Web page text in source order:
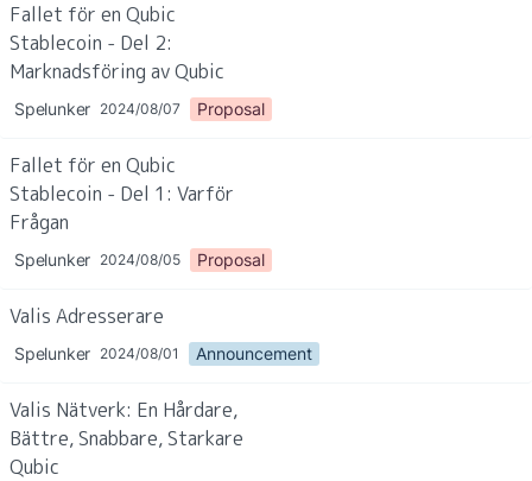
Fallet för en Qubic
Stablecoin - Del 2:
Marknadsföring av Qubic
Spelunker 2024/08/07 Proposal
Fallet för en Qubic
Stablecoin - Del 1: Varför
Frågan
Spelunker 2024/08/05 Proposal
Valis Adresserare
Spelunker 2024/08/01 Announcement
Valis Nätverk: En Hårdare,
Bättre, Snabbare, Starkare
Qubic